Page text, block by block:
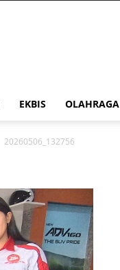
EKBIS OLAHRAGA
20260506_132756